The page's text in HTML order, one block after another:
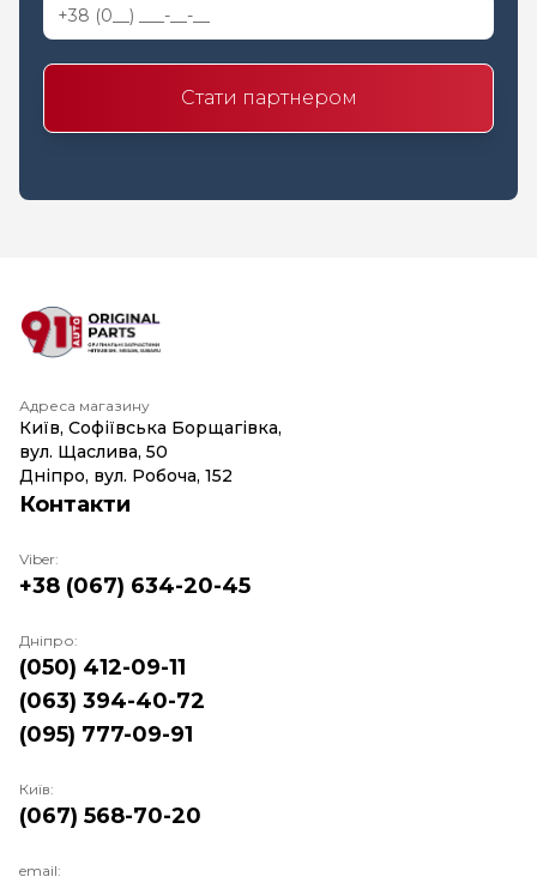
Стати партнером
Адреса магазину
Київ, Софіївська Борщагівка,
вул. Щаслива, 50
Дніпро, вул. Робоча, 152
Контакти
Viber:
+38 (067) 634-20-45
Дніпро:
(050) 412-09-11
(063) 394-40-72
(095) 777-09-91
Київ:
(067) 568-70-20
email: